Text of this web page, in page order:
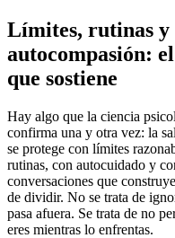
Límites, rutinas y
autocompasión:
que sostiene
Hay algo que la ciencia
confirma una y otra vez: la
se protege con límites
rutinas, con autocuidado y
conversaciones que
de dividir. No se trata de
pasa afuera. Se trata de no
eres mientras lo enfrentas.